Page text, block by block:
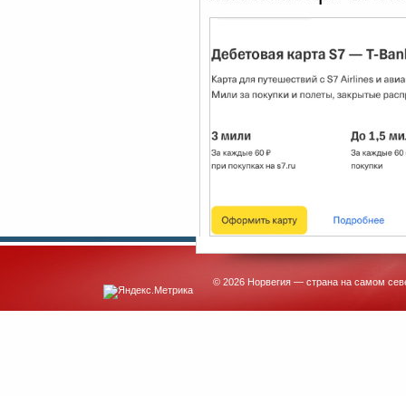
© 2026 Норвегия — страна на самом